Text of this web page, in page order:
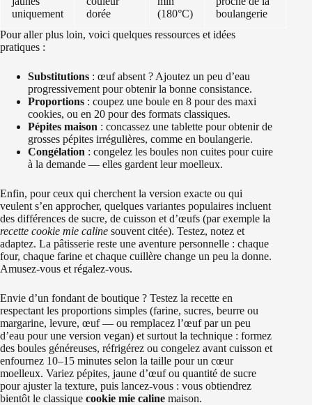
uniquement
dorée
(180°C)
boulangerie
Pour aller plus loin, voici quelques ressources et idées
pratiques :
Substitutions : œuf absent ? Ajoutez un peu d’eau
progressivement pour obtenir la bonne consistance.
Proportions : coupez une boule en 8 pour des maxi
cookies, ou en 20 pour des formats classiques.
Pépites maison : concassez une tablette pour obtenir de
grosses pépites irrégulières, comme en boulangerie.
Congélation : congelez les boules non cuites pour cuire
à la demande — elles gardent leur moelleux.
Enfin, pour ceux qui cherchent la version exacte ou qui
veulent s’en approcher, quelques variantes populaires incluent
des différences de sucre, de cuisson et d’œufs (par exemple la
recette cookie mie caline souvent citée). Testez, notez et
adaptez. La pâtisserie reste une aventure personnelle : chaque
four, chaque farine et chaque cuillère change un peu la donne.
Amusez-vous et régalez-vous.
Envie d’un fondant de boutique ? Testez la recette en
respectant les proportions simples (farine, sucres, beurre ou
margarine, levure, œuf — ou remplacez l’œuf par un peu
d’eau pour une version vegan) et surtout la technique : formez
des boules généreuses, réfrigérez ou congelez avant cuisson et
enfournez 10–15 minutes selon la taille pour un cœur
moelleux. Variez pépites, jaune d’œuf ou quantité de sucre
pour ajuster la texture, puis lancez-vous : vous obtiendrez
bientôt le classique cookie mie caline maison.